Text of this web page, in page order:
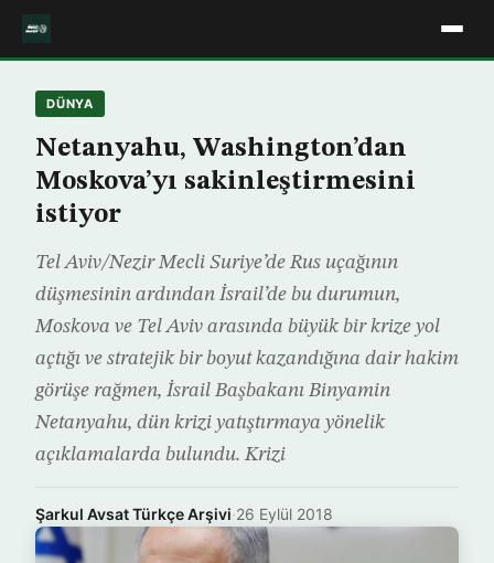
DÜNYA
Netanyahu, Washington’dan
Moskova’yı sakinleştirmesini
istiyor
Tel Aviv/Nezir Mecli Suriye’de Rus uçağının
düşmesinin ardından İsrail’de bu durumun,
Moskova ve Tel Aviv arasında büyük bir krize yol
açtığı ve stratejik bir boyut kazandığına dair hakim
görüşe rağmen, İsrail Başbakanı Binyamin
Netanyahu, dün krizi yatıştırmaya yönelik
açıklamalarda bulundu. Krizi
Şarkul Avsat Türkçe Arşivi·26 Eylül 2018